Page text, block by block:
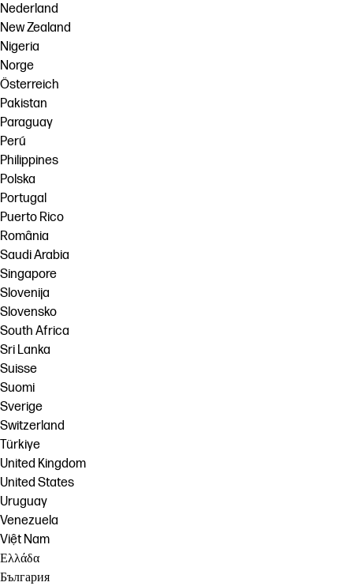
Nederland
New Zealand
Nigeria
Norge
Österreich
Pakistan
Paraguay
Perú
Philippines
Polska
Portugal
Puerto Rico
România
Saudi Arabia
Singapore
Slovenija
Slovensko
South Africa
Sri Lanka
Suisse
Suomi
Sverige
Switzerland
Türkiye
United Kingdom
United States
Uruguay
Venezuela
Việt Nam
Ελλάδα
България